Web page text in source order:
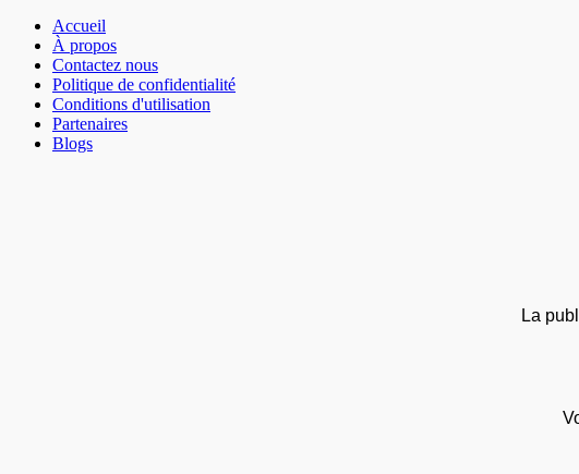
Accueil
À propos
Contactez nous
Politique de confidentialité
Conditions d'utilisation
Partenaires
Blogs
La